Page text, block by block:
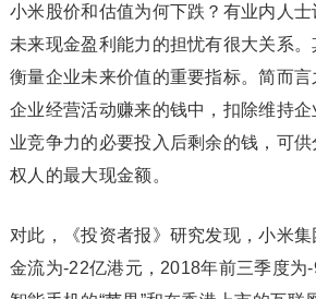
小米股价和估值为何下跌？有业内人
未来现金盈利能力的担忧有很大关系
衡量企业未来价值的重要指标。简而
企业经营活动赚来的钱中，扣除维持
业竞争力的必要投入后剩余的钱，可
权人的最大现金额。
对此，《投资者报》研究发现，小米
金流为-22亿港元，2018年前三季度为